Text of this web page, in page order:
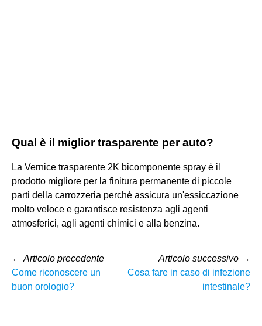
Qual è il miglior trasparente per auto?
La Vernice trasparente 2K bicomponente spray è il
prodotto migliore per la finitura permanente di piccole
parti della carrozzeria perché assicura un'essiccazione
molto veloce e garantisce resistenza agli agenti
atmosferici, agli agenti chimici e alla benzina.
← Articolo precedente
Come riconoscere un
buon orologio?
Articolo successivo →
Cosa fare in caso di infezione
intestinale?